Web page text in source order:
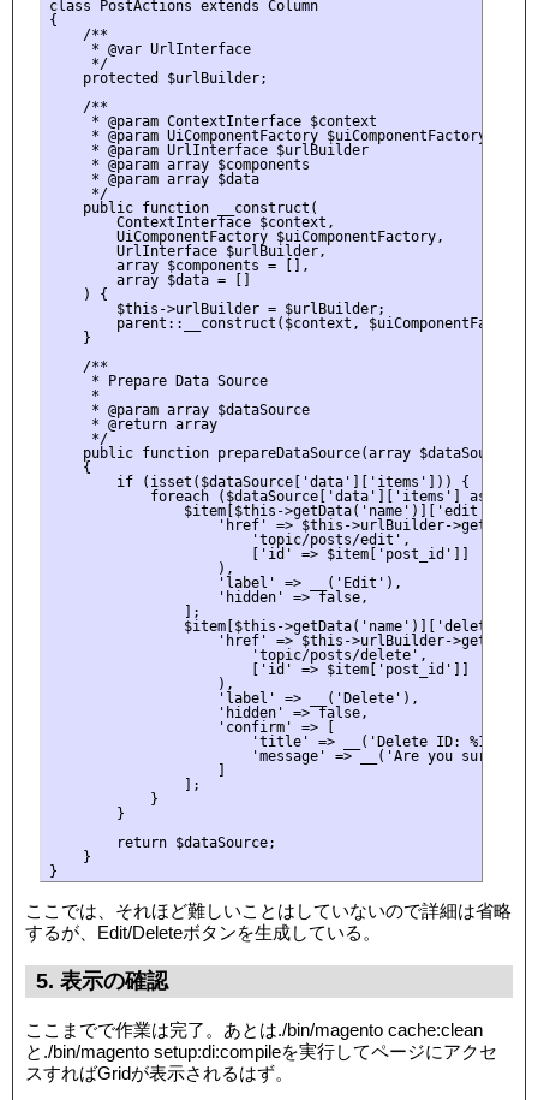
class PostActions extends Column
{
    /**
     * @var UrlInterface
     */
    protected $urlBuilder;
    /**
     * @param ContextInterface $context
     * @param UiComponentFactory $uiComponentFactory
     * @param UrlInterface $urlBuilder
     * @param array $components
     * @param array $data
     */
    public function __construct(
        ContextInterface $context,
        UiComponentFactory $uiComponentFactory,
        UrlInterface $urlBuilder,
        array $components = [],
        array $data = []
    ) {
        $this->urlBuilder = $urlBuilder;
parent::__construct($context,
    }
    /**
     * Prepare Data Source
     *
     * @param array $dataSource
     * @return array
     */
    public function prepareDataSource(array $dataSource)
    {
        if (isset($dataSource['data']['items'])) {
foreach ($dataSource['data']['items'] as
                $item[$this->getData('name')]['edit'] = [
                    'href' => $this->urlBuilder->getUrl(
                        'topic/posts/edit',
                        ['id' => $item['post_id']]
                    ),
                    'label' => __('Edit'),
                    'hidden' => false,
                ];
$item[$this->getData('name')]['delete'] =
                    'href' => $this->urlBuilder->getUrl(
                        'topic/posts/delete',
                        ['id' => $item['post_id']]
                    ),
                    'label' => __('Delete'),
                    'hidden' => false,
                    'confirm' => [
'title' => __('Delete ID: %1',
'message' => __('Are you sure
                    ]
                ];
            }
        }
        return $dataSource;
    }
}
ここでは、それほど難しいことはしていないので詳細は省略
するが、Edit/Deleteボタンを生成している。
5. 表示の確認
ここまでで作業は完了。あとは./bin/magento cache:clean
と./bin/magento setup:di:compileを実行してページにアクセ
スすればGridが表示されるはず。